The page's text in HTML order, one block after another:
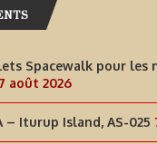
Spacewalk pour les
7 août 2026
– Iturup Island, AS-025